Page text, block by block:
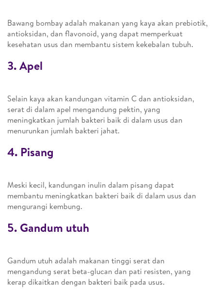
Bawang bombay adalah makanan yang kaya akan prebiotik,
antioksidan, dan flavonoid, yang dapat memperkuat
kesehatan usus dan membantu sistem kekebalan tubuh.
3. Apel
Selain kaya akan kandungan vitamin C dan antioksidan,
serat di dalam apel mengandung pektin, yang
meningkatkan jumlah bakteri baik di dalam usus dan
menurunkan jumlah bakteri jahat.
4. Pisang
Meski kecil, kandungan inulin dalam pisang dapat
membantu meningkatkan bakteri baik di dalam usus dan
mengurangi kembung.
5. Gandum utuh
Gandum utuh adalah makanan tinggi serat dan
mengandung serat beta-glucan dan pati resisten, yang
kerap dikaitkan dengan bakteri baik pada usus.